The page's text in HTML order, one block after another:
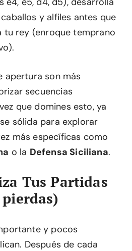
y alfiles antes que
tu rey (enroque temprano
apertura son más
secuencias
que domines esto, ya
sólida para explorar
más específicas como
o la Defensa Siciliana.
Tus Partidas
y pocos
Después de cada